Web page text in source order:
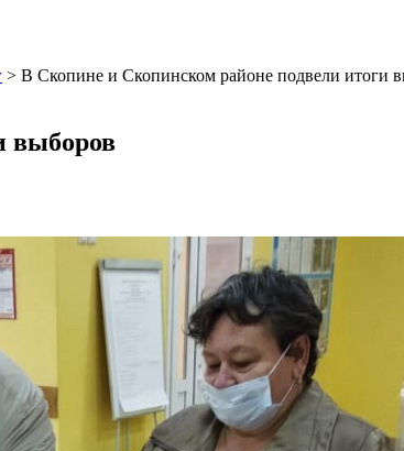
> В Скопине и Скопинском районе подвели итоги
выборов